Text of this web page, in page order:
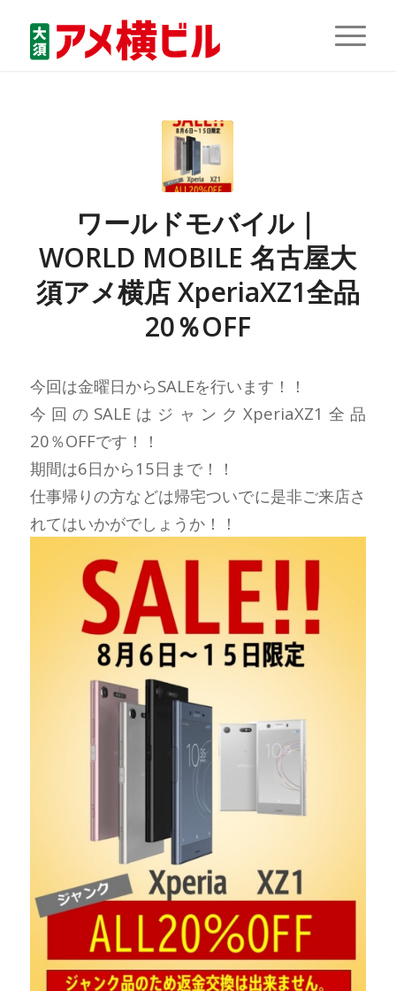
ワールドモバイル｜
WORLD MOBILE 名古屋大
須アメ横店 XperiaXZ1全品
20％OFF
今回は金曜日からSALEを行います！！
今回のSALEはジャンクXperiaXZ1全品
20％OFFです！！
期間は6日から15日まで！！
仕事帰りの方などは帰宅ついでに是非ご来店さ
れてはいかがでしょうか！！